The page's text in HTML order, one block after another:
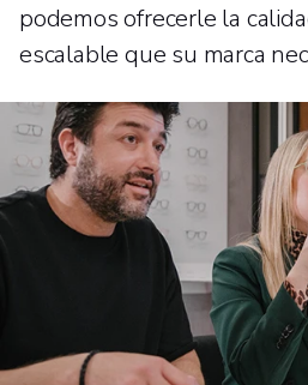
podemos ofrecerle la
escalable que su marca